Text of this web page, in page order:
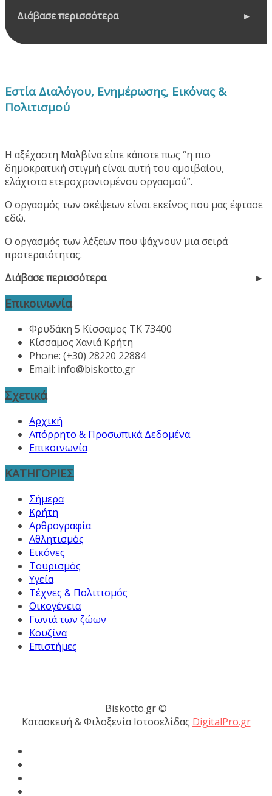
Διάβασε περισσότερα
Εστία Διαλόγου, Ενημέρωσης, Εικόνας &
Πολιτισμού
Η αξέχαστη Μαλβίνα είπε κάποτε πως “η πιο
δημοκρατική στιγμή είναι αυτή του αμοιβαίου,
ελάχιστα ετεροχρονισμένου οργασμού”.
Ο οργασμός των σκέψεων είναι εκείνος που μας έφτασε
εδώ.
Ο οργασμός των λέξεων που ψάχνουν μια σειρά
προτεραιότητας.
Διάβασε περισσότερα
Επικοινωνία
Φρυδάκη 5 Κίσσαμος ΤΚ 73400
Κίσσαμος Χανιά Κρήτη
Phone: (+30) 28220 22884
Email: info@biskotto.gr
Σχετικά
Αρχική
Απόρρητο & Προσωπικά Δεδομένα
Επικοινωνία
ΚΑΤΗΓΟΡΙΕΣ
Σήμερα
Κρήτη
Αρθρογραφία
Αθλητισμός
Εικόνες
Τουρισμός
Υγεία
Τέχνες & Πολιτισμός
Οικογένεια
Γωνιά των ζώων
Κουζίνα
Επιστήμες
Biskotto.gr ©
Κατασκευή & Φιλοξενία Ιστοσελίδας DigitalPro.gr